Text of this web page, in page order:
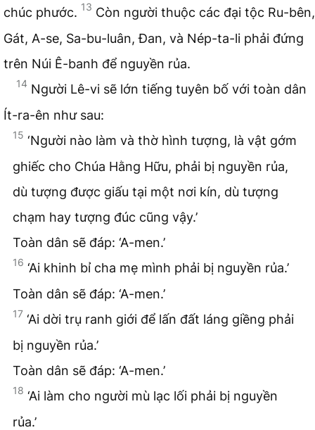
chúc phước. 13 Còn người thuộc các đại tộc Ru-bên,
Gát, A-se, Sa-bu-luân, Đan, và Nép-ta-li phải đứng
trên Núi Ê-banh để nguyền rủa.
14 Người Lê-vi sẽ lớn tiếng tuyên bố với toàn dân
Ít-ra-ên như sau:
15 ‘Người nào làm và thờ hình tượng, là vật gớm
ghiếc cho Chúa Hằng Hữu, phải bị nguyền rủa,
dù tượng được giấu tại một nơi kín, dù tượng
chạm hay tượng đúc cũng vậy.’
Toàn dân sẽ đáp: ‘A-men.’
16 ‘Ai khinh bỉ cha mẹ mình phải bị nguyền rủa.’
Toàn dân sẽ đáp: ‘A-men.’
17 ‘Ai dời trụ ranh giới để lấn đất láng giềng phải
bị nguyền rủa.’
Toàn dân sẽ đáp: ‘A-men.’
18 ‘Ai làm cho người mù lạc lối phải bị nguyền
rủa.’